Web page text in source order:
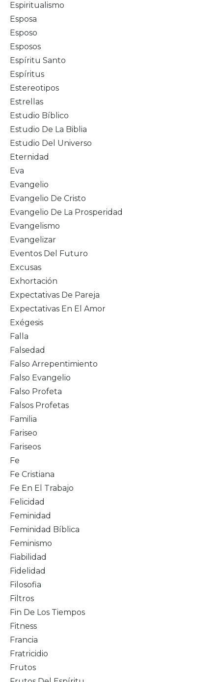
Espiritualismo
Esposa
Esposo
Esposos
Espíritu Santo
Espíritus
Estereotipos
Estrellas
Estudio Bíblico
Estudio De La Biblia
Estudio Del Universo
Eternidad
Eva
Evangelio
Evangelio De Cristo
Evangelio De La Prosperidad
Evangelismo
Evangelizar
Eventos Del Futuro
Excusas
Exhortación
Expectativas De Pareja
Expectativas En El Amor
Exégesis
Falla
Falsedad
Falso Arrepentimiento
Falso Evangelio
Falso Profeta
Falsos Profetas
Familia
Fariseo
Fariseos
Fe
Fe Cristiana
Fe En El Trabajo
Felicidad
Feminidad
Feminidad Bíblica
Feminismo
Fiabilidad
Fidelidad
Filosofia
Filtros
Fin De Los Tiempos
Fitness
Francia
Fratricidio
Frutos